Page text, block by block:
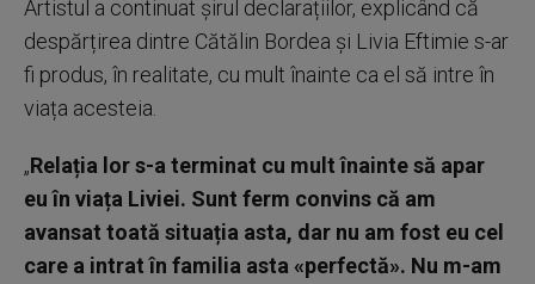
Artistul a continuat șirul declarațiilor, explicând că
despărțirea dintre Cătălin Bordea și Livia Eftimie s-ar
fi produs, în realitate, cu mult înainte ca el să intre în
viața acesteia.
„Relația lor s-a terminat cu mult înainte să apar
eu în viața Liviei. Sunt ferm convins că am
avansat toată situația asta, dar nu am fost eu cel
care a intrat în familia asta «perfectă». Nu m-am